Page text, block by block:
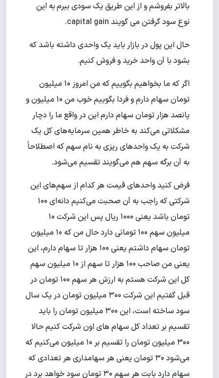
بالاتر بفروشم و از این طریق یک سودی ببرمبه این
نوع سود گرفتن می گویند capital gain.
حال این پول در بازار باید یک واحدی داشته باشد که
بشود با آن واحد خرید و فروش کنیم.
اگر که ما بخواهیم بگوییم که من امروز ۱۰ میلیون
تومان سهام دارم و فردا بگوییم خوب من ۱۰ میلیون و
پانصد هزار تومان سهام دارم این در واقع ما را دچار
مشکلاتی می‌کند به خاطر همین سرمایه‌های کل یک
شرکت به یک واحدهای ریزی به نام سهم که اصطلاحاً
به آن برگه سهم هم می‌گویند تقسیم می‌شود.
فرض کنید واحدهای قیمت هر کدام از سهم‌های این
شرکتی که راجب به آن صحبت می‌کنیم دانه‌ای ۱۰۰
تومان باشد یعنی ‍‍۱۰۰۰ ریال پس این شرکت ‍۱۰
میلیون سهم ۱۰۰ تومانی دارد حال من که ۱۰ میلیون
تومان سهام داشتم یعنی ۱۰۰ هزار تا سهام دارم، این
یعنی من صاحب ۱۰۰ هزار تا سهم از ۱۰ میلیون سهم
کل این شرکت هستم به ارزش هر سهم ۱۰۰ تومان در
قبل گفتیم این شرکت ۳۰۰ میلیون تومان در یک سال
سود ساخته است، این ۳۰۰ میلیون تومان را باید
تقسیم بر تعداد کل سهام های اون شرکت کنیم حالا
۳۰۰ میلیون تومان را تقسیم بر ۱۰ میلیون می‌کنیم که
می‌شود ۳۰ تومان یعنی هر سهامداری هر تعدادی که
سهام دارد بابت هر سهم ۳۰ تومان سود خواهد برد در